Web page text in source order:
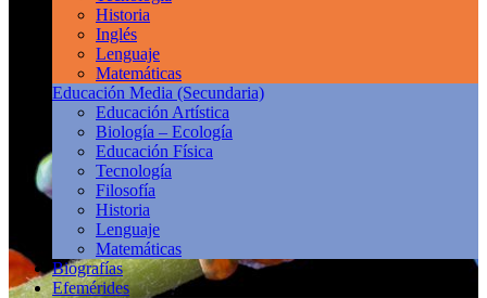
Historia
Inglés
Lenguaje
Matemáticas
Educación Media (Secundaria)
Educación Artística
Biología – Ecología
Educación Física
Tecnología
Filosofía
Historia
Lenguaje
Matemáticas
Biografías
Efemérides